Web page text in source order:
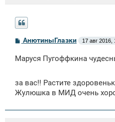
С
б
н
е
АнютиныГлазки 17 авг 2016,
Маруся Пугоффкина
за вас!! Растите
Жулюшка в МИД очень